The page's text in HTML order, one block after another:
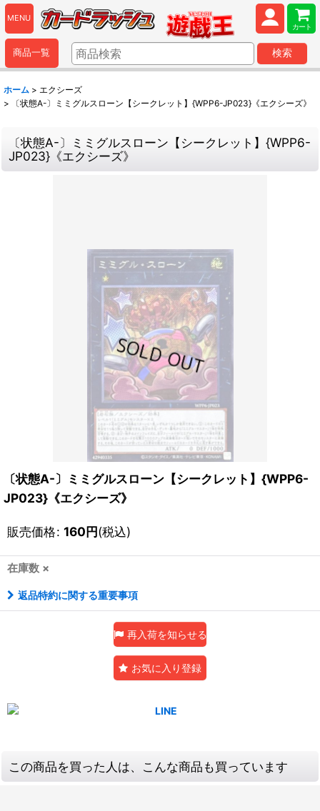
MENU
カート
商品一覧 検索
ホーム > エクシーズ
>
〔状態A-〕ミミグルスローン【シークレット】{WPP6-JP023}《エクシーズ》
〔状態A-〕ミミグルスローン【シークレット】{WPP6-
JP023}《エクシーズ》
〔状態A-〕ミミグルスローン【シークレット】{WPP6-
JP023}《エクシーズ》
販売価格: 160円(税込)
在庫数 ×
返品特約に関する重要事項
再入荷を知らせる
お気に入り登録
この商品を買った人は、こんな商品も買っています